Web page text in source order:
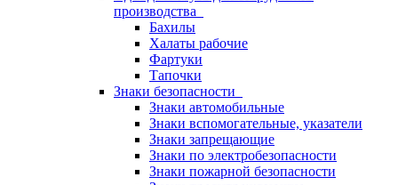
производства
Бахилы
Халаты рабочие
Фартуки
Тапочки
Знаки безопасности
Знаки автомобильные
Знаки вспомогательные, указатели
Знаки запрещающие
Знаки по электробезопасности
Знаки пожарной безопасности